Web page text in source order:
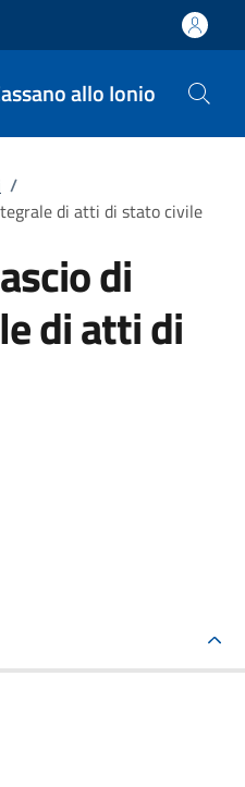
allo Ionio
/
di atti di stato civile
di
di atti di